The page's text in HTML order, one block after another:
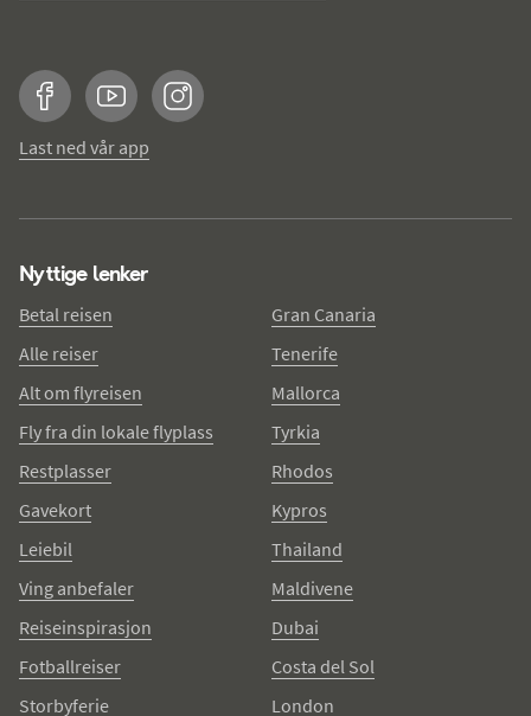
FacebookYouTubeInstagram
Last ned vår app
Nyttige lenker
Betal reisen
Alle reiser
Alt om flyreisen
Fly fra din lokale flyplass
Restplasser
Gavekort
Leiebil
Ving anbefaler
Reiseinspirasjon
Fotballreiser
Storbyferie
Gran Canaria
Tenerife
Mallorca
Tyrkia
Rhodos
Kypros
Thailand
Maldivene
Dubai
Costa del Sol
London